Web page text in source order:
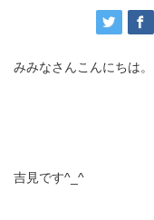
みみなさんこんにちは。
吉見です^_^